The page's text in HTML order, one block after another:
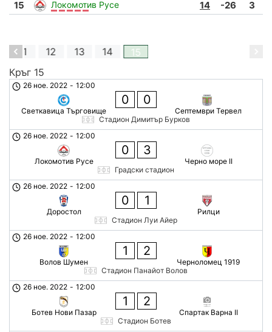
15
Локомотив Русе 14 -26 3
11 12 13 14
15
Кръг 15
26 ное. 2022 - 12:00
Светкавица Търговище
0 0
Септември Тервел
Стадион Димитър Бурков
26 ное. 2022 - 12:00
Локомотив Русе
0 3
Черно море II
Градски стадион
26 ное. 2022 - 12:00
Доростол
0 1
Рилци
Стадион Луи Айер
26 ное. 2022 - 12:00
Волов Шумен
1 2
Черноломец 1919
Стадион Панайот Волов
26 ное. 2022 - 12:00
Ботев Нови Пазар
1 2
Спартак Варна II
Стадион Ботев